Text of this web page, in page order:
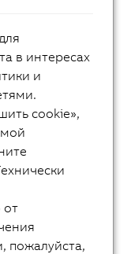
в интересах
и
cookie»,
от
пожалуйста,